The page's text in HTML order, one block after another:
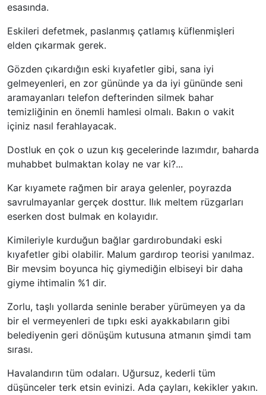
esasında.
Eskileri defetmek, paslanmış çatlamış küflenmişleri
elden çıkarmak gerek.
Gözden çıkardığın eski kıyafetler gibi, sana iyi
gelmeyenleri, en zor gününde ya da iyi gününde seni
aramayanları telefon defterinden silmek bahar
temizliğinin en önemli hamlesi olmalı. Bakın o vakit
içiniz nasıl ferahlayacak.
Dostluk en çok o uzun kış gecelerinde lazımdır, baharda
muhabbet bulmaktan kolay ne var ki?...
Kar kıyamete rağmen bir araya gelenler, poyrazda
savrulmayanlar gerçek dosttur. Ilık meltem rüzgarları
eserken dost bulmak en kolayıdır.
Kimileriyle kurduğun bağlar gardırobundaki eski
kıyafetler gibi olabilir. Malum gardırop teorisi yanılmaz.
Bir mevsim boyunca hiç giymediğin elbiseyi bir daha
giyme ihtimalin %1 dir.
Zorlu, taşlı yollarda seninle beraber yürümeyen ya da
bir el vermeyenleri de tıpkı eski ayakkabıların gibi
belediyenin geri dönüşüm kutusuna atmanın şimdi tam
sırası.
Havalandırın tüm odaları. Uğursuz, kederli tüm
düşünceler terk etsin evinizi. Ada çayları, kekikler yakın.